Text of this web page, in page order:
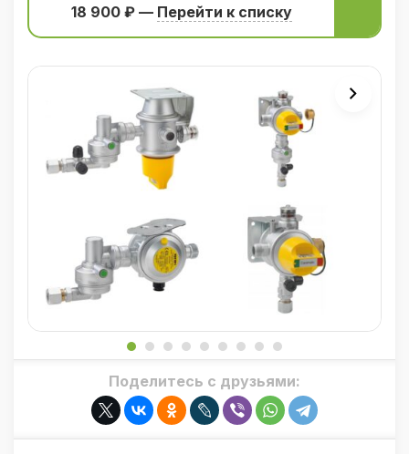
18 900 ₽ — Перейти к списку
Поделитесь с друзьями: